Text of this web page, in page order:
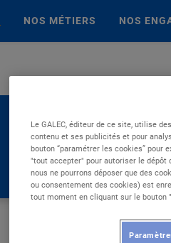
NOS MÉTIERS NOS
Le GALEC, éditeur de ce site, utilise
contenu et ses publicités et pour
bouton “paramétrer les cookies” pour
"tout accepter" pour autoriser le dépôt
nous ne pourrons déposer que des
ou consentement des cookies) est
tout moment en cliquant sur le bouton